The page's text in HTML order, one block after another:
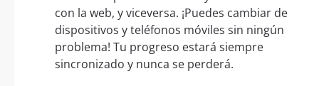
con la web, y viceversa. ¡Puedes cambiar de
dispositivos y teléfonos móviles sin ningún
problema! Tu progreso estará siempre
sincronizado y nunca se perderá.